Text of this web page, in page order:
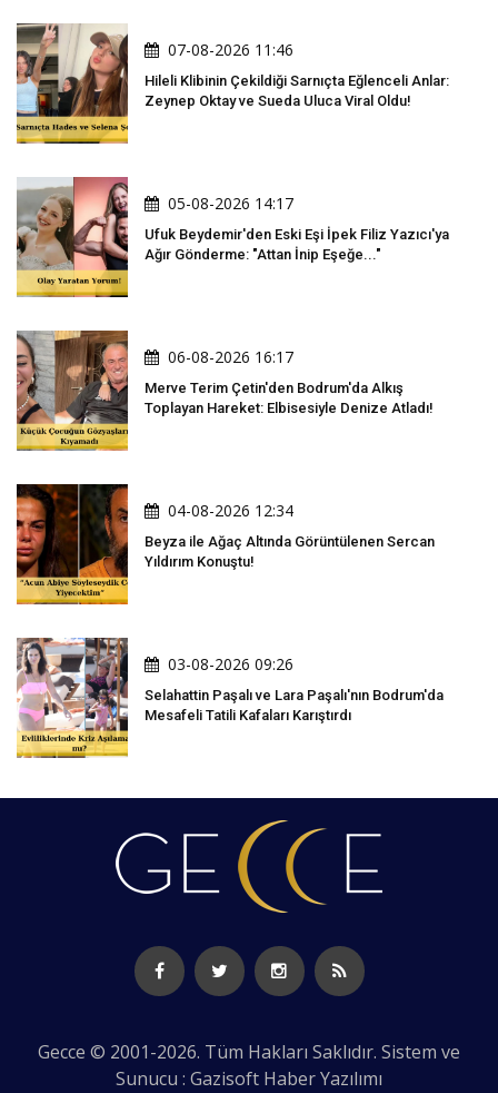
07-08-2026 11:46
Hileli Klibinin Çekildiği Sarnıçta Eğlenceli Anlar:
Zeynep Oktay ve Sueda Uluca Viral Oldu!
05-08-2026 14:17
Ufuk Beydemir'den Eski Eşi İpek Filiz Yazıcı'ya
Ağır Gönderme: "Attan İnip Eşeğe..."
06-08-2026 16:17
Merve Terim Çetin'den Bodrum'da Alkış
Toplayan Hareket: Elbisesiyle Denize Atladı!
04-08-2026 12:34
Beyza ile Ağaç Altında Görüntülenen Sercan
Yıldırım Konuştu!
03-08-2026 09:26
Selahattin Paşalı ve Lara Paşalı'nın Bodrum'da
Mesafeli Tatili Kafaları Karıştırdı
Gecce © 2001-2026. Tüm Hakları Saklıdır. Sistem ve
Sunucu : Gazisoft Haber Yazılımı